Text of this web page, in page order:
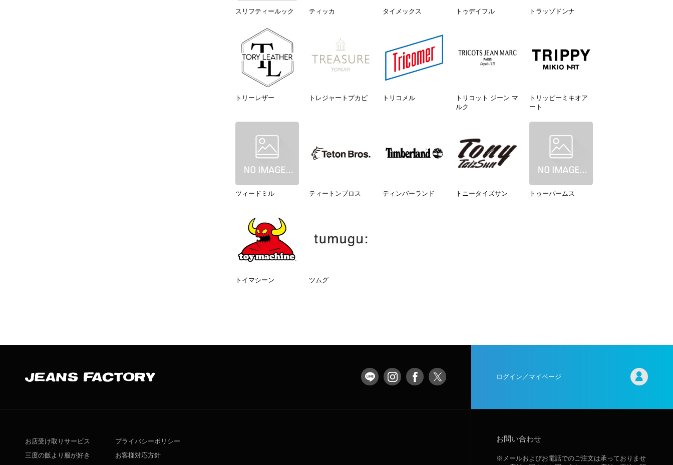
スリフティールック ティッカ タイメックス トゥデイフル トラッゾドンナ
トリーレザー トレジャートプカピ トリコメル
トリコット ジーン マ
ルク
トリッピーミキオア
ート
ツィードミル ティートンブロス ティンバーランド トニータイズサン トゥーパームス
トイマシーン ツムグ
ログイン／マイページ
お店受け取りサービス
三度の飯より服が好き
プライバシーポリシー
お客様対応方針
お問い合わせ
※メールおよびお電話でのご注文は承っておりませ